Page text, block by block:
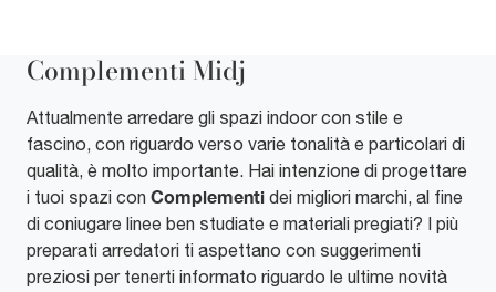
Complementi Midj
Attualmente arredare gli spazi indoor con stile e
fascino, con riguardo verso varie tonalità e particolari di
qualità, è molto importante. Hai intenzione di progettare
i tuoi spazi con Complementi dei migliori marchi, al fine
di coniugare linee ben studiate e materiali pregiati? I più
preparati arredatori ti aspettano con suggerimenti
preziosi per tenerti informato riguardo le ultime novità